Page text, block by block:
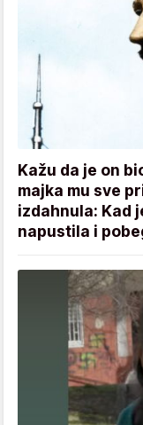
Kažu da je on
majka mu sve
izdahnula: Kad
napustila i